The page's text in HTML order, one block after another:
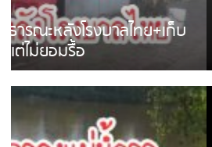
หนุ่มเจียงฮายจ่ม พบถังน้ำ
รถเครื่องหลบไม่ทันล้มบาดเจ็บ